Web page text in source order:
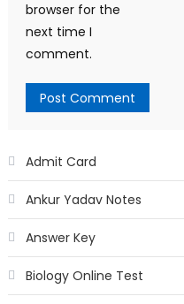
browser for the
next time I
comment.
Admit Card
Ankur Yadav Notes
Answer Key
Biology Online Test